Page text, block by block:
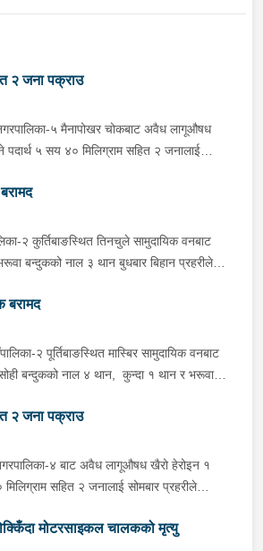
२ जना पक्राउ
५ मैनापोखर चोकबाट अवैध लागूऔषध
५ सय ४० मिलिग्राम सहित २ जनालाई
किरण नेपाली र ३६ वर्षीय सतिराम थारू रहेका
मोतिपुरबाट खटिएको प्रहरीले दमौलीबाट
भे.५ प २०३९ नम्बरको मोटरसाइकलमा सवार
पक्राउ गरेको हो ।यस सम्बन्धमा प्रहरीले
२ कुर्तिबाङस्थित तिनचुले सामुदायिक वनबाट
बन्दुकको नाल ३ थान बुधबार बिहान प्रहरीले
गरेको हो । यस सम्बन्धमा प्रहरीले आवश्यक
बरामद
२ पूर्तिबाङस्थित मास्बिर सामुदायिक वनबाट
बन्दुकको नाल ४ थान, कुन्दा १ थान र भरूवा
खटिएको प्रहरीले उक्त हातहतियार फेला पारी
प्रहरीले आवश्यक अनुसन्धान गरिरहेको
२ जना पक्राउ
४ बाट अवैध लागूऔषध खैरो हेरोइन १
सहित २ जनालाई सोमबार प्रहरीले
उपमहानगरपालिका-१० बस्ने ५५ वर्षीय अरूण
मोटरसाइकल चालकको मृत्यु